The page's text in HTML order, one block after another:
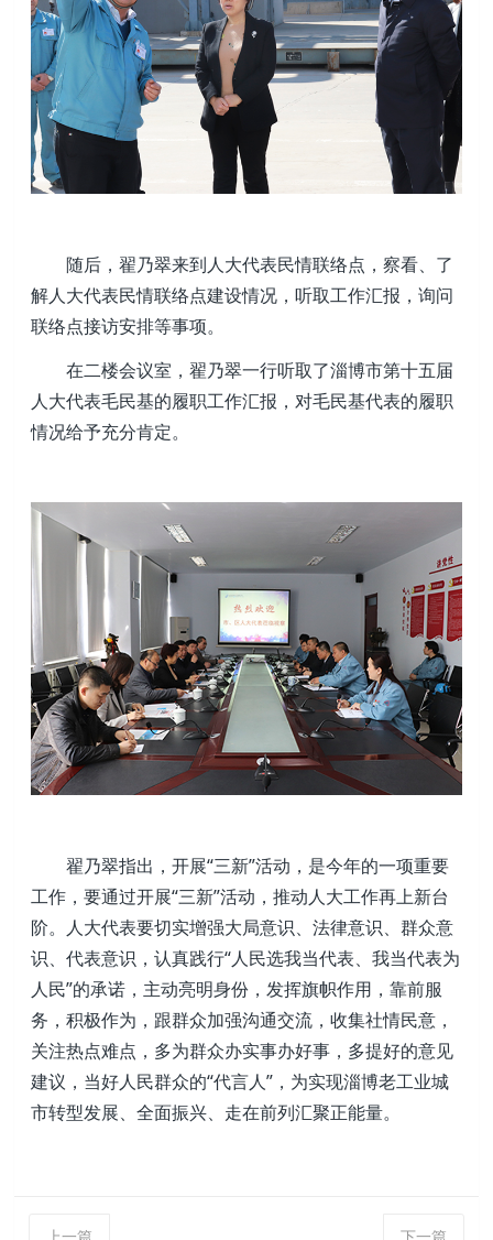
随后，翟乃翠来到人大代表民情联络点，察看、了
解人大代表民情联络点建设情况，听取工作汇报，询问
联络点接访安排等事项。
在二楼会议室，翟乃翠一行听取了淄博市第十五届
人大代表毛民基的履职工作汇报，对毛民基代表的履职
情况给予充分肯定。
翟乃翠指出，开展“三新”活动，是今年的一项重要
工作，要通过开展“三新”活动，推动人大工作再上新台
阶。人大代表要切实增强大局意识、法律意识、群众意
识、代表意识，认真践行“人民选我当代表、我当代表为
人民”的承诺，主动亮明身份，发挥旗帜作用，靠前服
务，积极作为，跟群众加强沟通交流，收集社情民意，
关注热点难点，多为群众办实事办好事，多提好的意见
建议，当好人民群众的“代言人”，为实现淄博老工业城
市转型发展、全面振兴、走在前列汇聚正能量。